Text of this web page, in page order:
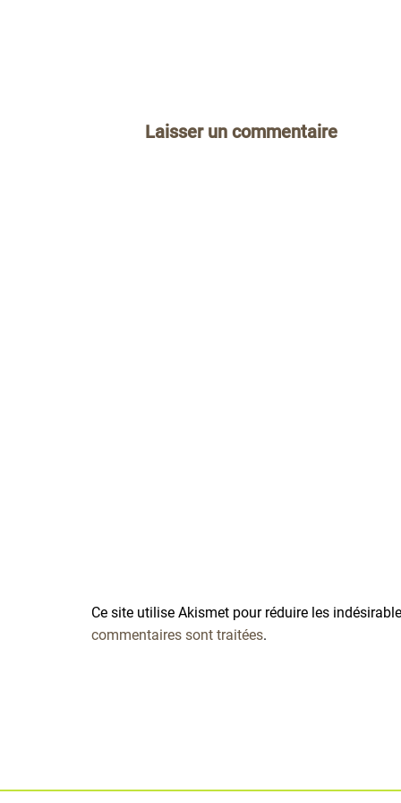
Laisser un commentaire
Ce site utilise Akismet pour réduire les
commentaires sont traitées.